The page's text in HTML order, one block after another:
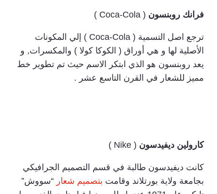
فرانك روبنسون ( Coca-Cola )
ترجع اصل التسمية ( Coca-Cola ) إلي المكونات
الأصلية لها و هي أوراق ( الكوكا كولا ) والمكسرات, و
يعد روبنسون هو الذي ابتكر الاسم حيث تم تطوير خط
مميز للشعار في القرن التاسع عشر .
كارولين ديفيدسون ( Nike )
كانت ديفيدسون طالبة في قسم التصميم الجرافيكي
بجامعة ولاية بورتلاند وقامت بتصميم شعار “سووش”